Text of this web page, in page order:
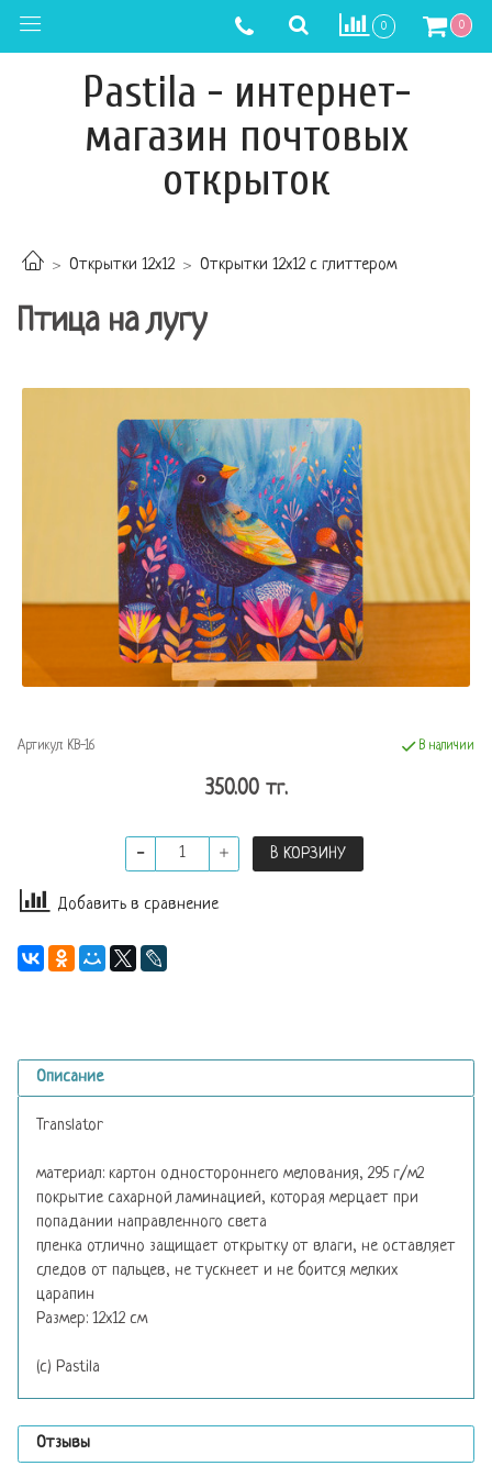
0 0
Pastila - интернет-
магазин почтовых
открыток
Открытки 12х12 Открытки 12х12 с глиттером
Птица на лугу
Артикул: КВ-16 В наличии
350.00 тг.
В КОРЗИНУ
Добавить в сравнение
Описание
Translator
материал: картон одностороннего мелования, 295 г/м2
покрытие сахарной ламинацией, которая мерцает при
попадании направленного света
пленка отлично защищает открытку от влаги, не оставляет
следов от пальцев, не тускнеет и не боится мелких
царапин
Размер: 12х12 см
(c) Pastila
Отзывы